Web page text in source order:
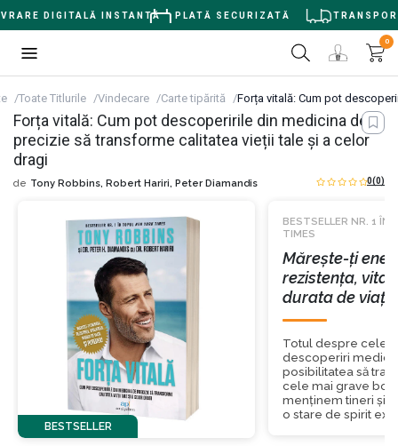
DIGITALĂ INSTANTĂ PLATĂ SECURIZATĂ
0
Toate Titlurile Vindecare Carte tipărită Forța vitală: Cum pot
Forța vitală: Cum pot descoperirile din medicina de
precizie să transforme calitatea vieții tale și a celor
dragi
de Tony Robbins, Robert Hariri, Peter Diamandis 0(0)
BESTSELLER
BESTSELLER NR. 1 ÎN
TIMES
Mărește-ți
rezistența,
durata de
Totul despre cele
descoperiri
posibilitatea să
cele mai grave boli,
menținem tineri și
o stare de spirit